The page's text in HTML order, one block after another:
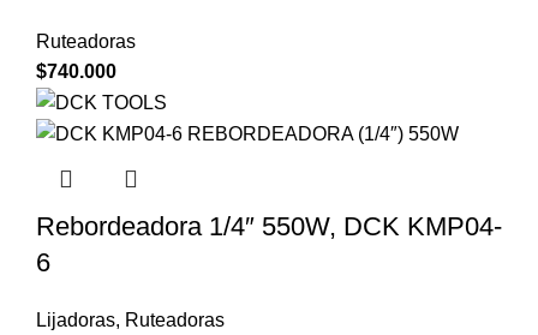
Ruteadoras
$740.000
Rebordeadora 1/4″ 550W, DCK KMP04-
6
Lijadoras, Ruteadoras